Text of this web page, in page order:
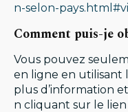
n-selon-
Comment puis-je
Vous pouvez
en ligne en utilisant
plus d’information
n cliquant sur le lien